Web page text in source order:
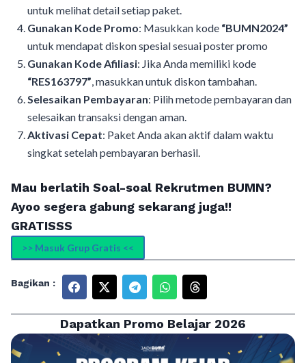
untuk melihat detail setiap paket.
Gunakan Kode Promo: Masukkan kode “BUMN2024”
untuk mendapat diskon spesial sesuai poster promo
Gunakan Kode Afiliasi: Jika Anda memiliki kode
“RES163797”, masukkan untuk diskon tambahan.
Selesaikan Pembayaran: Pilih metode pembayaran dan
selesaikan transaksi dengan aman.
Aktivasi Cepat: Paket Anda akan aktif dalam waktu
singkat setelah pembayaran berhasil.
Mau berlatih Soal-soal Rekrutmen BUMN?
Ayoo segera gabung sekarang juga!!
GRATISSS
>> Masuk Grup Gratis <<
Bagikan :
Dapatkan Promo Belajar 2026